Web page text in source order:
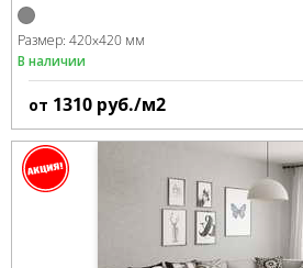
Размер: 420x420 мм
В наличии
от 1310 руб./м2